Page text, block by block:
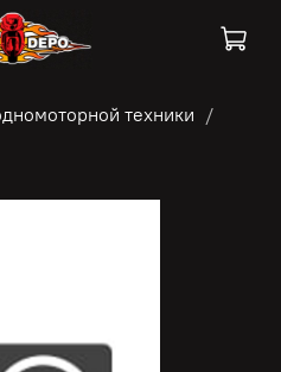
техники